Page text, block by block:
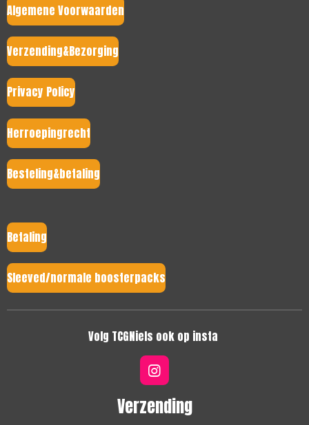
Algemene Voorwaarden
Verzending&Bezorging
Privacy Policy
Herroepingrecht
Besteling&betaling
Betaling
Sleeved/normale boosterpacks
Volg TCGNiels ook op insta
I
n
s
t
Verzending